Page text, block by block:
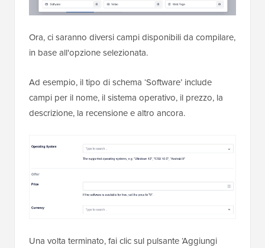
Ora, ci saranno diversi campi disponibili da compilare,
in base all'opzione selezionata.
Ad esempio, il tipo di schema ‘Software’ include
campi per il nome, il sistema operativo, il prezzo, la
descrizione, la recensione e altro ancora.
Una volta terminato, fai clic sul pulsante ‘Aggiungi